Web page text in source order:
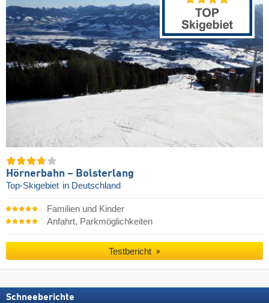
Hörnerbahn – Bolsterlang
Top-Skigebiet in Deutschland
Familien und Kinder
Anfahrt, Parkmöglichkeiten
Testbericht
Schneeberichte